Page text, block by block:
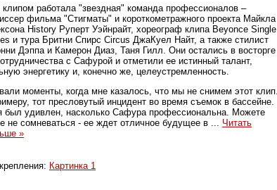
работала "звездная" команда профессионалов –
фильма "Стигматы" и короткометражного проекта Майкла
History Руперт Уэйнрайт, хореограф клипа Beyonce Single
и тура Бритни Спирс Circus ДжаКуел Найт, а также стилист
Дэппа и Камерон Диаз, Таня Гилл. Они остались в восторге
с Сафурой и отметили ее истинный талант,
энергетику и, конечно же, целеустремленность.
моменты, когда мне казалось, что мы не снимем этот клип.
тот пресловутый инцидент во время съемок в бассейне.
был удивлен, насколько Сафура профессиональна. Можете
не сомневаться - ее ждет отличное будущее в
Читать
»
Картинка 1